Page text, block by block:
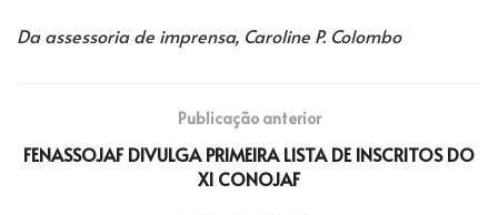
Da assessoria de imprensa, Caroline P. Colombo
Publicação anterior
FENASSOJAF DIVULGA PRIMEIRA LISTA DE INSCRITOS DO
XI CONOJAF